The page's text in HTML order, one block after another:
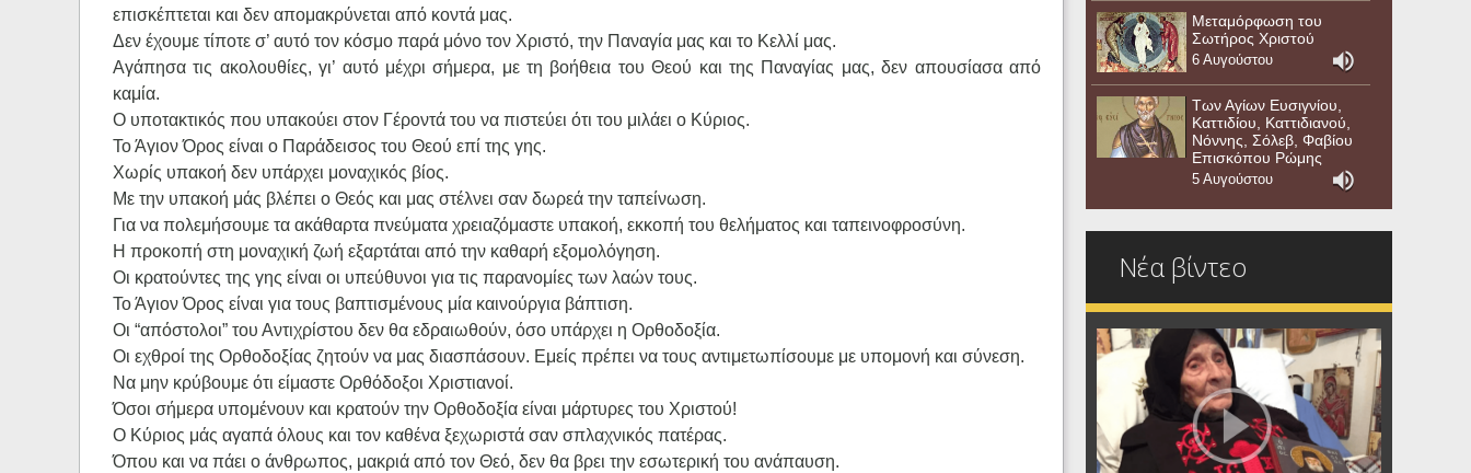
επισκέπτεται και δεν απομακρύνεται από κοντά μας.
Δεν έχουμε τίποτε σ’ αυτό τον κόσμο παρά μόνο τον Χριστό, την Παναγία μας και το Κελλί μας.
Αγάπησα τις ακολουθίες, γι’ αυτό μέχρι σήμερα, με τη βοήθεια του Θεού και της Παναγίας μας, δεν απουσίασα από
καμία.
Ο υποτακτικός που υπακούει στον Γέροντά του να πιστεύει ότι του μιλάει ο Κύριος.
Το Άγιον Όρος είναι ο Παράδεισος του Θεού επί της γης.
Χωρίς υπακοή δεν υπάρχει μοναχικός βίος.
Με την υπακοή μάς βλέπει ο Θεός και μας στέλνει σαν δωρεά την ταπείνωση.
Για να πολεμήσουμε τα ακάθαρτα πνεύματα χρειαζόμαστε υπακοή, εκκοπή του θελήματος και ταπεινοφροσύνη.
Η προκοπή στη μοναχική ζωή εξαρτάται από την καθαρή εξομολόγηση.
Οι κρατούντες της γης είναι οι υπεύθυνοι για τις παρανομίες των λαών τους.
Το Άγιον Όρος είναι για τους βαπτισμένους μία καινούργια βάπτιση.
Οι “απόστολοι” του Αντιχρίστου δεν θα εδραιωθούν, όσο υπάρχει η Ορθοδοξία.
Οι εχθροί της Ορθοδοξίας ζητούν να μας διασπάσουν. Εμείς πρέπει να τους αντιμετωπίσουμε με υπομονή και σύνεση.
Να μην κρύβουμε ότι είμαστε Ορθόδοξοι Χριστιανοί.
Όσοι σήμερα υπομένουν και κρατούν την Ορθοδοξία είναι μάρτυρες του Χριστού!
Ο Κύριος μάς αγαπά όλους και τον καθένα ξεχωριστά σαν σπλαχνικός πατέρας.
Όπου και να πάει ο άνθρωπος, μακριά από τον Θεό, δεν θα βρει την εσωτερική του ανάπαυση.
Μεταμόρφωση του
Σωτήρος Χριστού
6 Αυγούστου
Των Αγίων Ευσιγνίου,
Καττιδίου, Καττιδιανού,
Νόννης, Σόλεβ, Φαβίου
Επισκόπου Ρώμης
5 Αυγούστου
Νέα βίντεο